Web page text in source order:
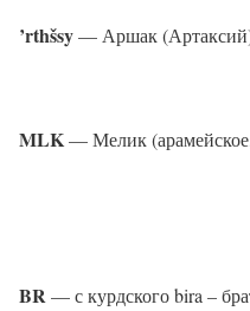
’rthšsy— Аршак
MLK— Мелик
BR— с курдского bira –